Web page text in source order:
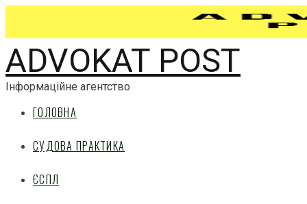
ADVOKAT POST
Інформаційне агентство
ГОЛОВНА
СУДОВА ПРАКТИКА
ЄСПЛ